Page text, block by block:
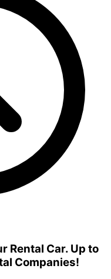
Rental Car. Up to
Companies!